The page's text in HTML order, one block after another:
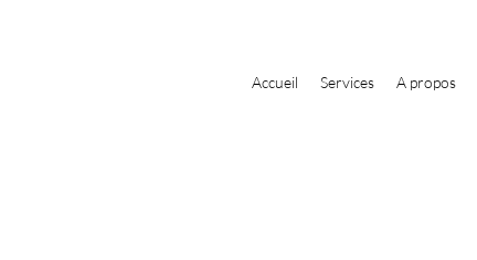
Accueil Services A propos